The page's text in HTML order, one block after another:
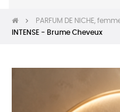
PARFUM DE NICHE,
INTENSE - Brume Cheveux